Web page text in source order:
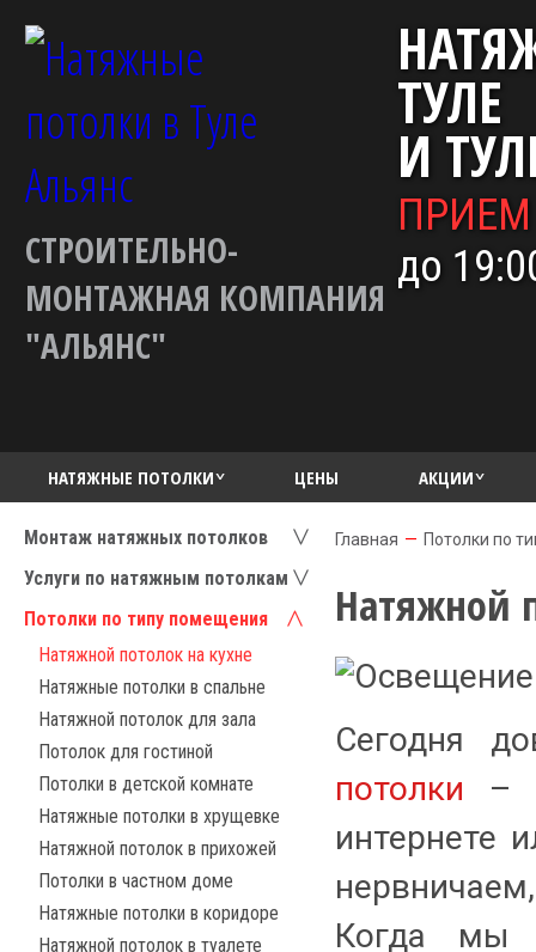
СТРОИТЕЛЬНО-
МОНТАЖНАЯ КОМПАНИЯ
"АЛЬЯНС"
ТУЛЕ
И
до
НАТЯЖНЫЕ ПОТОЛКИ ЦЕНЫ АКЦИИ
Монтаж натяжных потолков
Услуги по натяжным потолкам
Потолки по типу помещения
Натяжной потолок на кухне
Натяжные потолки в спальне
Натяжной потолок для зала
Потолок для гостиной
Потолки в детской комнате
Натяжные потолки в хрущевке
Натяжной потолок в прихожей
Потолки в частном доме
Натяжные потолки в коридоре
Натяжной потолок в туалете
Главная — Потолки по
Натяжной
Сегодня
потолки –
интернете
Когда мы